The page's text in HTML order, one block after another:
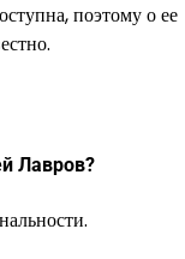
поэтому о ее
Лавров?